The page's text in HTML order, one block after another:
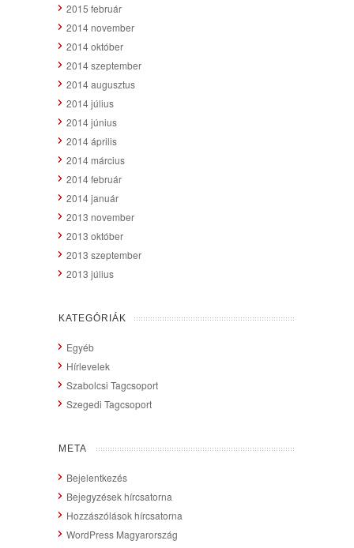
2015 február
2014 november
2014 október
2014 szeptember
2014 augusztus
2014 július
2014 június
2014 április
2014 március
2014 február
2014 január
2013 november
2013 október
2013 szeptember
2013 július
KATEGÓRIÁK
Egyéb
Hírlevelek
Szabolcsi Tagcsoport
Szegedi Tagcsoport
META
Bejelentkezés
Bejegyzések hírcsatorna
Hozzászólások hírcsatorna
WordPress Magyarország